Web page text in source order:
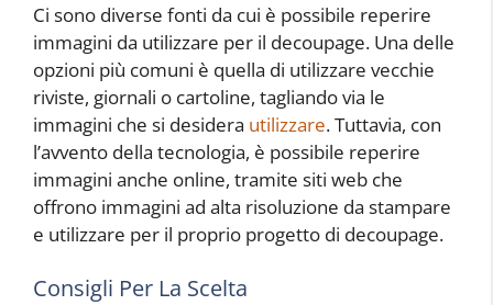
Ci sono diverse fonti da cui è possibile reperire
immagini da utilizzare per il decoupage. Una delle
opzioni più comuni è quella di utilizzare vecchie
riviste, giornali o cartoline, tagliando via le
immagini che si desidera utilizzare. Tuttavia, con
l’avvento della tecnologia, è possibile reperire
immagini anche online, tramite siti web che
offrono immagini ad alta risoluzione da stampare
e utilizzare per il proprio progetto di decoupage.
Consigli Per La Scelta